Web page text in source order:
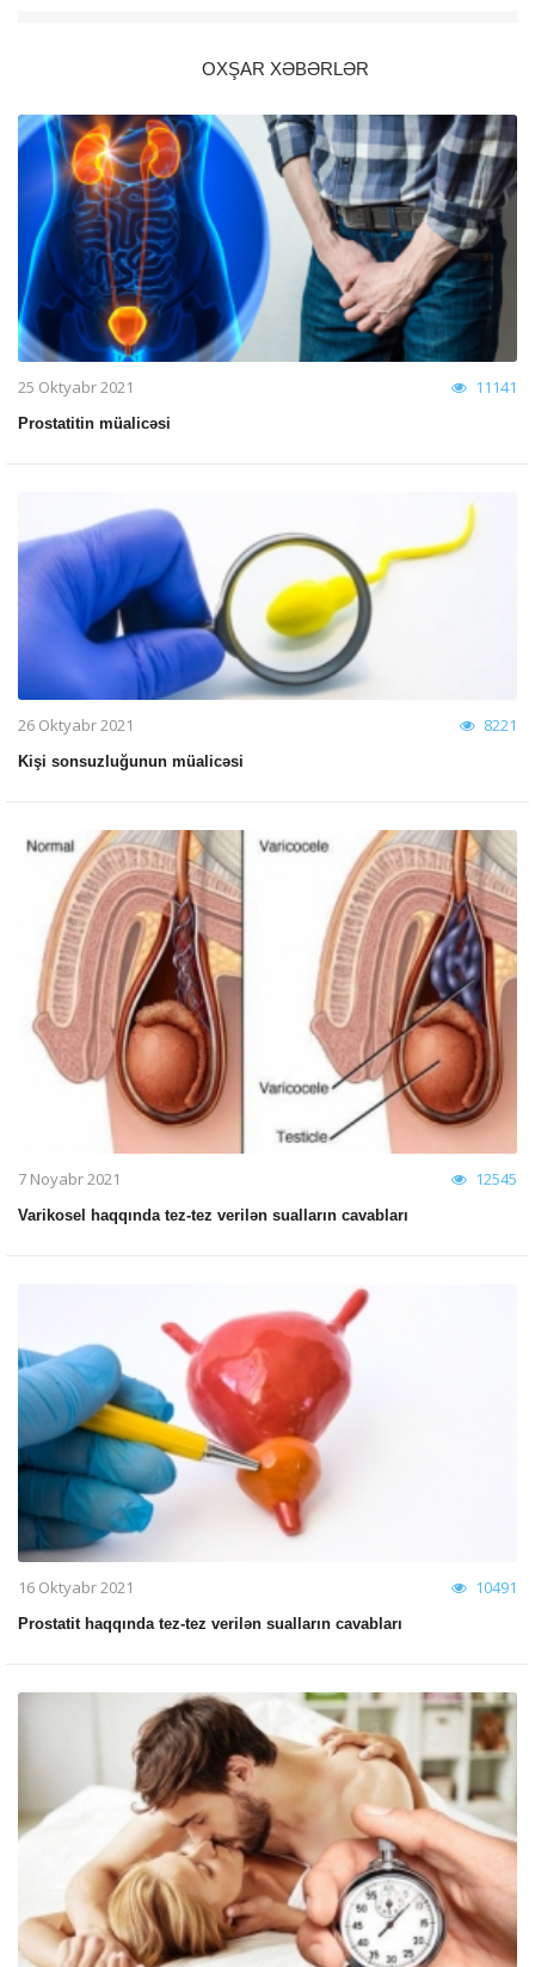
OXŞAR XƏBƏRLƏR
25 Oktyabr 2021 11141
Prostatitin müalicəsi
26 Oktyabr 2021 8221
Kişi sonsuzluğunun müalicəsi
7 Noyabr 2021 12545
Varikosel haqqında tez-tez verilən sualların cavabları
16 Oktyabr 2021 10491
Prostatit haqqında tez-tez verilən sualların cavabları